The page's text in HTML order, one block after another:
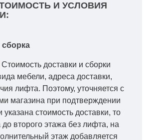
И УСЛОВИЯ
сборка
Стоимость доставки и сборки
мебели, адреса доставки,
лифта. Поэтому, уточняется с
магазина при подтверждении
указана стоимость доставки, то
до второго этажа без лифта, на
этаж добавляется